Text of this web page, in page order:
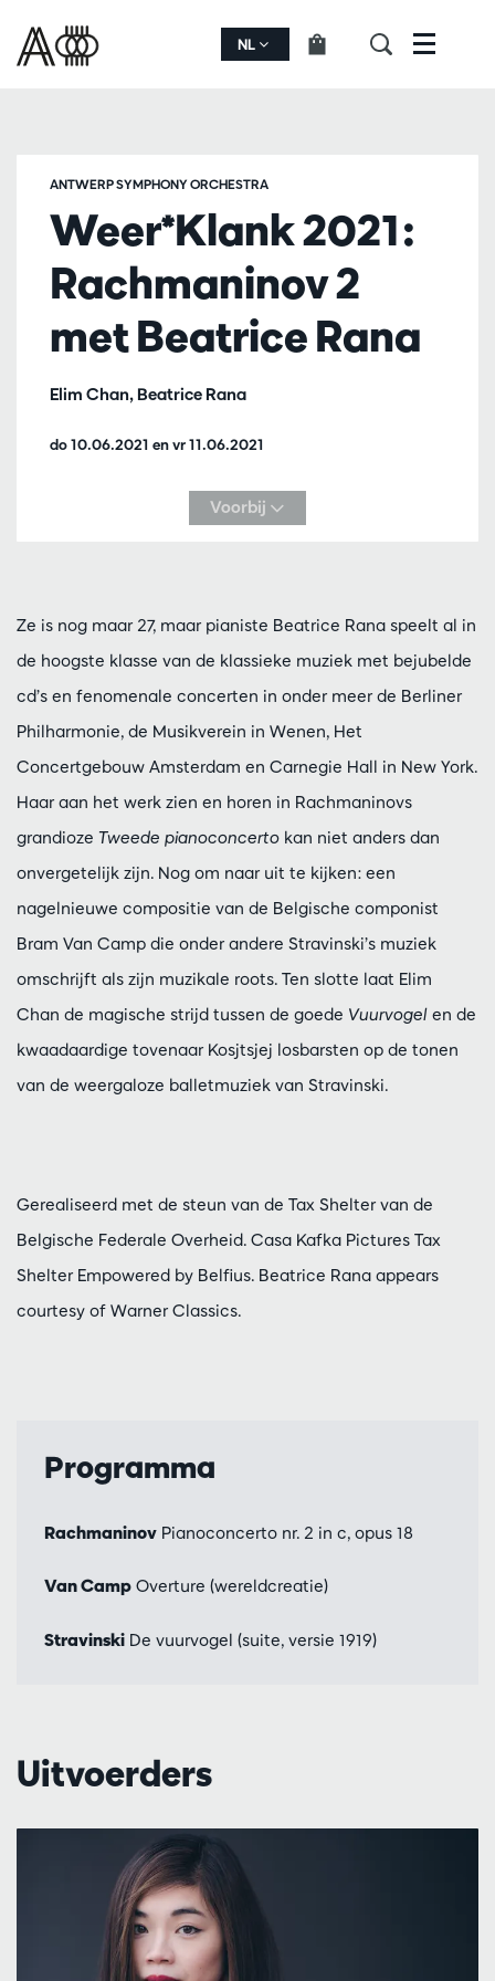
NL Menu
Weer*Klank 2021:
Rachmaninov 2
met Beatrice Rana
Elim Chan, Beatrice Rana
ANTWERP SYMPHONY ORCHESTRA
do 10.06.2021 envr 11.06.2021
Voorbij
Ze is nog maar 27, maar pianiste Beatrice Rana speelt al in
de hoogste klasse van de klassieke muziek met bejubelde
cd’s en fenomenale concerten in onder meer de Berliner
Philharmonie, de Musikverein in Wenen, Het
Concertgebouw Amsterdam en Carnegie Hall in New York.
Haar aan het werk zien en horen in Rachmaninovs
grandioze Tweede pianoconcerto kan niet anders dan
onvergetelijk zijn. Nog om naar uit te kijken: een
nagelnieuwe compositie van de Belgische componist
Bram Van Camp die onder andere Stravinski’s muziek
omschrijft als zijn muzikale roots. Ten slotte laat Elim
Chan de magische strijd tussen de goede Vuurvogel en de
kwaadaardige tovenaar Kosjtsjej losbarsten op de tonen
van de weergaloze balletmuziek van Stravinski.
Gerealiseerd met de steun van de Tax Shelter van de
Belgische Federale Overheid. Casa Kafka Pictures Tax
Shelter Empowered by Belfius. Beatrice Rana appears
courtesy of Warner Classics.
Programma
Rachmaninov Pianoconcerto nr. 2 in c, opus 18
Van Camp Overture (wereldcreatie)
Stravinski De vuurvogel (suite, versie 1919)
Uitvoerders